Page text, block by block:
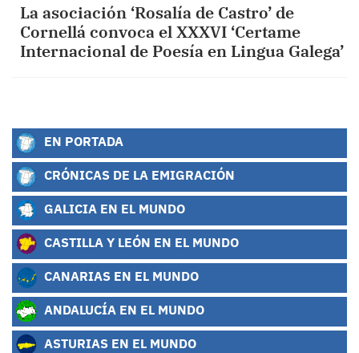
La asociación ‘Rosalía de Castro’ de
Cornellá convoca el XXXVI ‘Certame
Internacional de Poesía en Lingua Galega’
EN PORTADA
CRÓNICAS DE LA EMIGRACIÓN
GALICIA EN EL MUNDO
CASTILLA Y LEÓN EN EL MUNDO
CANARIAS EN EL MUNDO
ANDALUCÍA EN EL MUNDO
ASTURIAS EN EL MUNDO